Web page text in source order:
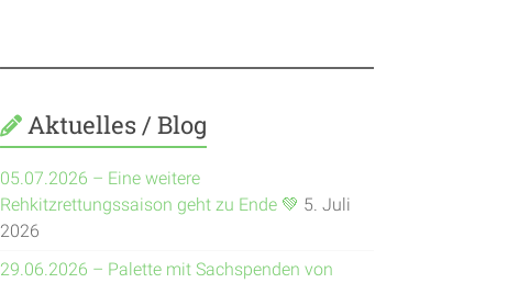
Aktuelles / Blog
05.07.2026 – Eine weitere
Rehkitzrettungssaison geht zu Ende 💚 5. Juli
2026
29.06.2026 – Palette mit Sachspenden von